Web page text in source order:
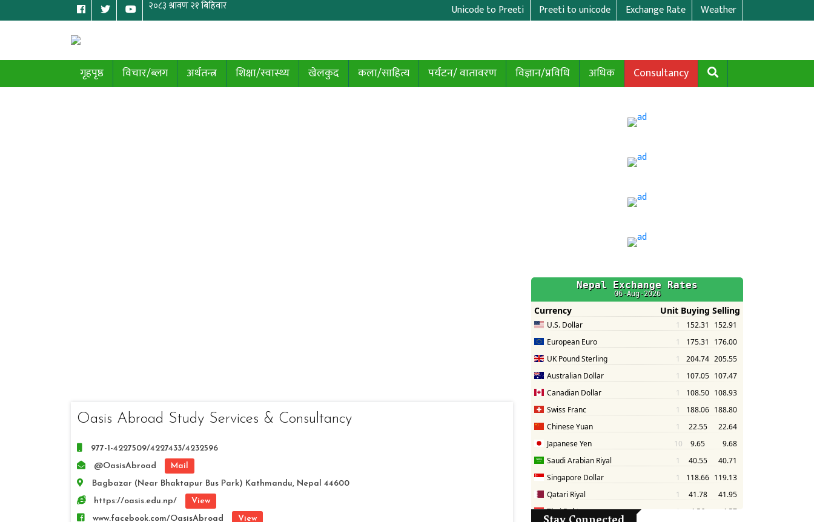
Unicode to Preeti Preeti to unicode Exchange Rate Weather
गृहपृष्ठ विचार/ब्लग अर्थतन्त्र शिक्षा/स्वास्थ्य खेलकुद कला/साहित्य पर्यटन/ वातावरण विज्ञान/प्रविधि अधिक Consultancy
Oasis Abroad Study Services & Consultancy
977-1-4227509/4227433/4232596
@OasisAbroad
Mail
Bagbazar (Near Bhaktapur Bus Park) Kathmandu, Nepal 44600
https://oasis.edu.np/
View
www.facebook.com/OasisAbroad
View